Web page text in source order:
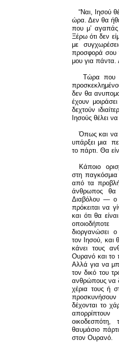
“Ναι, Ιησού
ώρα. Δεν θα
που μ’ αγαπάς
Ξέρω ότι δεν
με
προσφορά σου
μου για πάντα.
Τώρα που
δεν θα
έχουν
δεχτούν
Ιησούς θέλει
Όπως και να
υπάρξει μια
το πάρτι. Θα
Κάποιο
στη
από τα
άνθρωπος θα
Διαβόλου — ο
πρόκειται να
και ότι θα
διοργανώσει ο
τον Ιησού,
κάνει τους
Ουρανό και το
Αλλά για να
τον δικό του
ανθρώπους να
χέρια τους ή
δέχονται το
οικοδεσπότη,
θαυμάσιο
στον Ουρανό.